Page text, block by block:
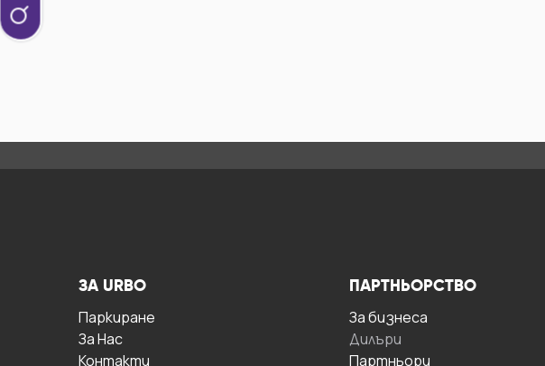
ЗА URBO
Паркиране
За Hас
Контакти
ПАРТНЬОРСТВО
За бизнесa
Дилъри
Партньори